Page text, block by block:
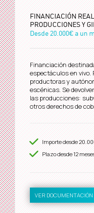
FINANCIACIÓN
PRODUCCIONES Y
Desde20.000€a un
Financiación
espectáculos en vivo.
productoras y
escénicas. Se
las producciones:
otros derechos de
Importe desde
Plazo desde12
VER DOCUMENTACIÓN